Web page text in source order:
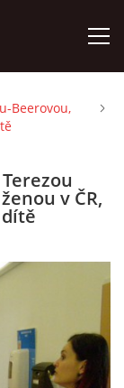
Beerovou,
v ČR,